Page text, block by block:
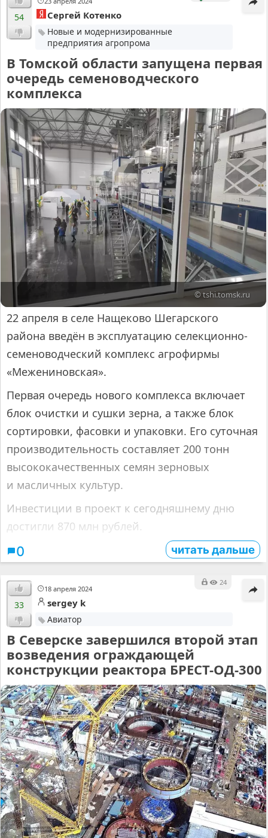
54 Сергей Котенко
Новые и модернизированные
предприятия агропрома
В Томской области запущена первая
очередь семеноводческого
комплекса
© tshi.tomsk.ru
22 апреля в селе Нащеково Шегарского
района введён в эксплуатацию селекционно-
семеноводческий комплекс агрофирмы
«Межениновская».
Первая очередь нового комплекса включает
блок очистки и сушки зерна, а также блок
сортировки, фасовки и упаковки. Его суточная
производительность составляет 200 тонн
высококачественных семян зерновых
и масличных культур.
Инвестиции в проект к сегодняшнему дню
достигли 870 млн рублей.
0 читать дальше
18 апреля 2024
24
33 sergey k
Авиатор
В Северске завершился второй этап
возведения ограждающей
конструкции реактора БРЕСТ-ОД-300